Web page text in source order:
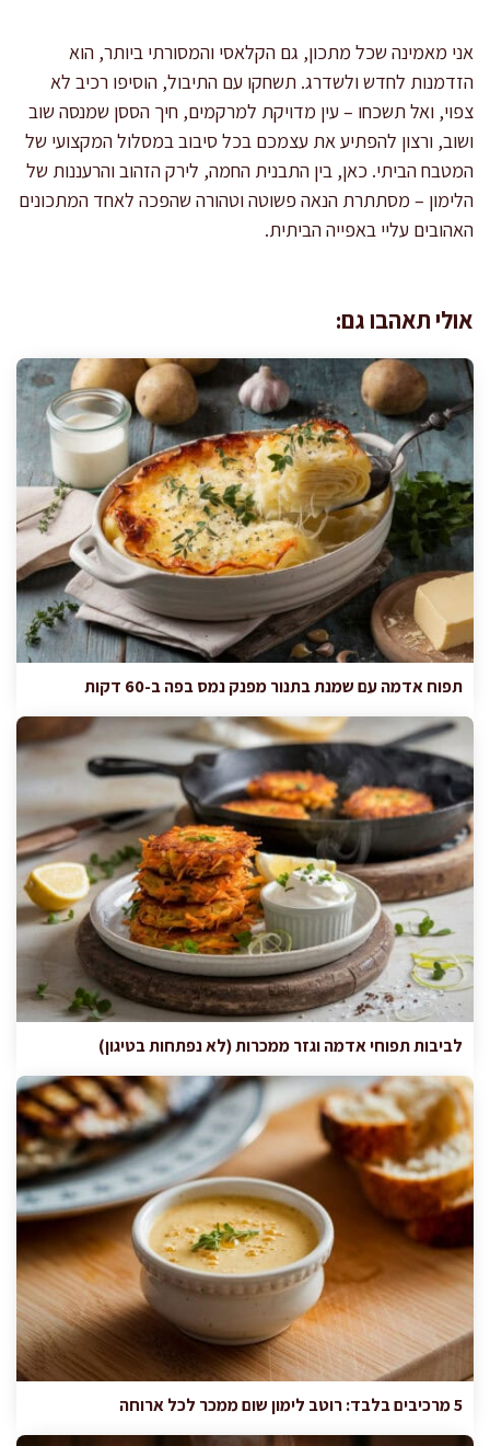
אני מאמינה שכל מתכון, גם הקלאסי והמסורתי ביותר, הוא
הזדמנות לחדש ולשדרג. תשחקו עם התיבול, הוסיפו רכיב לא
צפוי, ואל תשכחו – עין מדויקת למרקמים, חיך הססן שמנסה שוב
ושוב, ורצון להפתיע את עצמכם בכל סיבוב במסלול המקצועי של
המטבח הביתי. כאן, בין התבנית החמה, לירק הזהוב והרעננות של
הלימון – מסתתרת הנאה פשוטה וטהורה שהפכה לאחד המתכונים
האהובים עליי באפייה הביתית.
אולי תאהבו גם:
תפוח אדמה עם שמנת בתנור מפנק נמס בפה ב-60 דקות
לביבות תפוחי אדמה וגזר ממכרות (לא נפתחות בטיגון)
5 מרכיבים בלבד: רוטב לימון שום ממכר לכל ארוחה